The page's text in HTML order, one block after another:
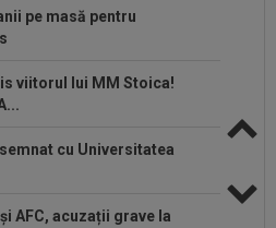
pe masă pentru
viitorul lui MM Stoica!
cu Universitatea
și AFC, acuzații grave la